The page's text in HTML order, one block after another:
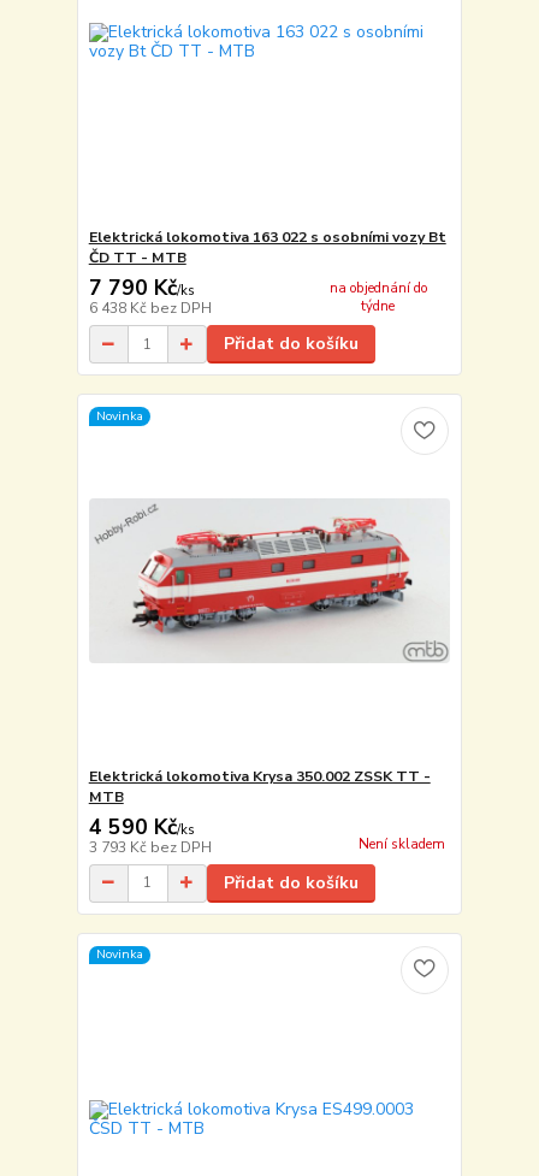
Elektrická lokomotiva 163 022 s osobními vozy Bt
ČD TT - MTB
7 790 Kč/ks
6 438 Kč bez DPH
na objednání do
týdne
Přidat do košíku
Novinka
Elektrická lokomotiva Krysa 350.002 ZSSK TT -
MTB
4 590 Kč/ks
3 793 Kč bez DPH Není skladem
Přidat do košíku
Novinka